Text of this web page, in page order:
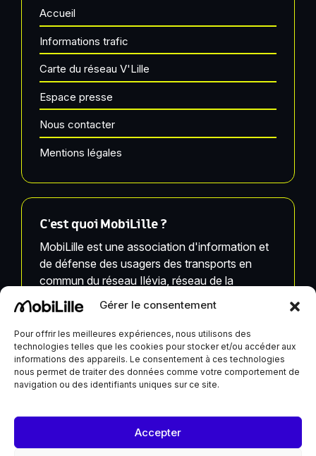
Gérer le consentement
Pour offrir les meilleures expériences, nous utilisons des
technologies telles que les cookies pour stocker et/ou accéder aux
informations des appareils. Le consentement à ces technologies
nous permet de traiter des données comme votre comportement de
navigation ou des identifiants uniques sur ce site.
Accepter
Accueil
Informations trafic
Carte du réseau V'Lille
Espace presse
Nous contacter
Mentions légales
C'est quoi MobiLille ?
MobiLille est une association d'information et
de défense des usagers des transports en
commun du réseau Ilévia, réseau de la
Métropole Européenne de Lille.
MobiLille, ses équipes et ses infrastructures ne
sont pas liées à Ilévia.